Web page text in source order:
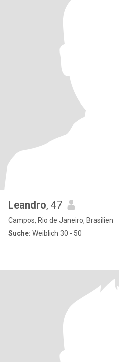
Leandro, 47
Campos, Rio de Janeiro, Brasilien
Suche: Weiblich 30 - 50